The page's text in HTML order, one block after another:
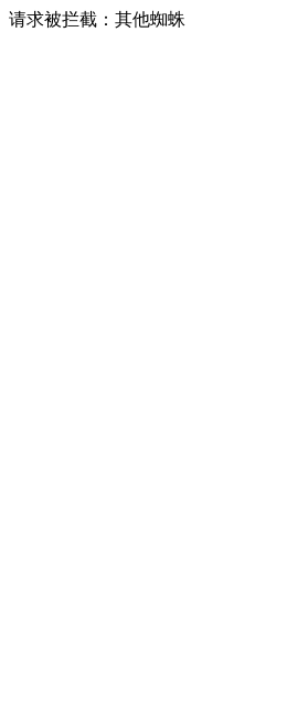
请求被拦截：其他蜘蛛